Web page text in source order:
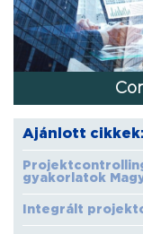
Ajánlott cikkek:
gyakorlatok
Integrált